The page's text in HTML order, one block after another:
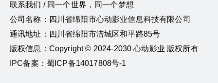
联系我们 / 同一个世界，同一个梦想
公司名称：四川省绵阳市心动影业信息科技有限公司
通讯地址：四川省绵阳市涪城区和平路85号
版权信息：Copyright © 2024-2030 心动影业 版权所有
IPC备案：蜀ICP备14017808号-1